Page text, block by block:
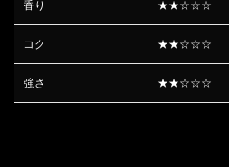
香り ★★☆☆☆
コク ★★☆☆☆
強さ ★★☆☆☆